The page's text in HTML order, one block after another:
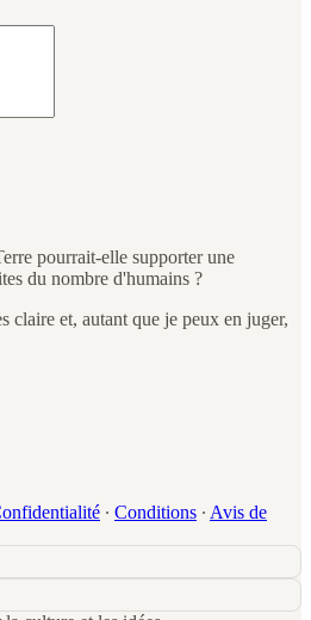
pourrait-elle supporter une
du nombre d'humains ?
claire et, autant que je peux en juger,
∙ Conditions ∙ Avis de